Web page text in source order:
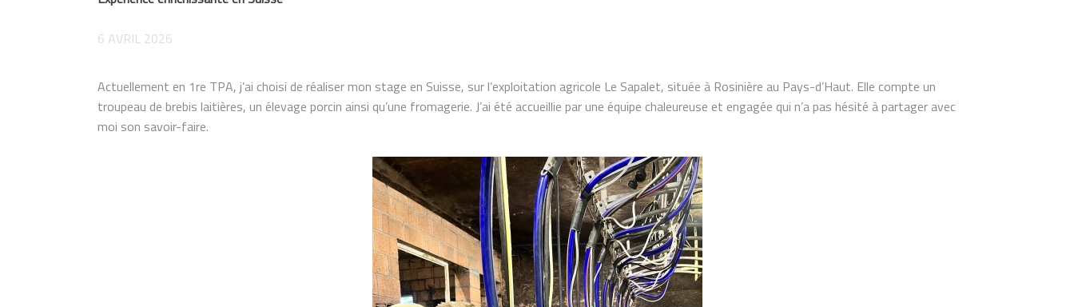
6 AVRIL 2026
Actuellement en 1re TPA, j’ai choisi de réaliser mon stage en Suisse, sur l’exploitation agricole Le Sapalet, située à Rosinière au Pays-d’Haut. Elle compte un
troupeau de brebis laitières, un élevage porcin ainsi qu’une fromagerie. J’ai été accueillie par une équipe chaleureuse et engagée qui n’a pas hésité à partager avec
moi son savoir-faire.